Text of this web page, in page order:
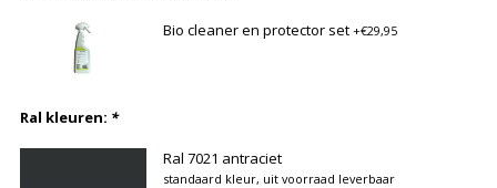
Bio cleaner en protector set +€29,95
Ral kleuren: *
Ral 7021 antraciet
standaard kleur, uit voorraad leverbaar